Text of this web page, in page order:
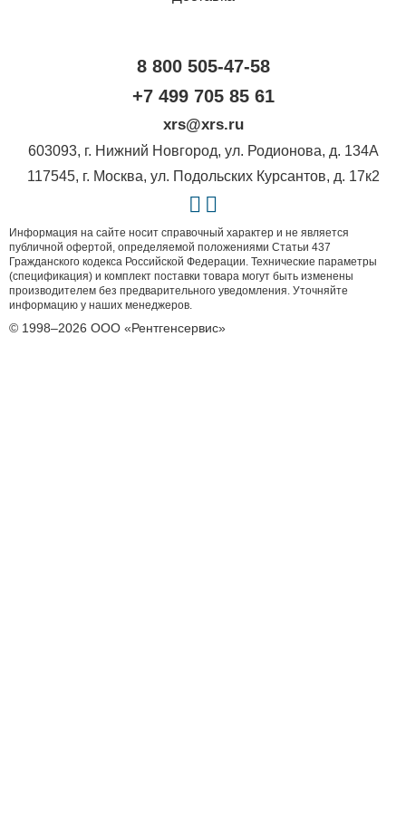
8 800 505-47-58
+7 499 705 85 61
xrs@xrs.ru
603093, г. Нижний Новгород, ул. Родионова, д. 134А
117545, г. Москва, ул. Подольских Курсантов, д. 17к2
Информация на сайте носит справочный характер и не является
публичной офертой, определяемой положениями Статьи 437
Гражданского кодекса Российской Федерации. Технические параметры
(спецификация) и комплект поставки товара могут быть изменены
производителем без предварительного уведомления. Уточняйте
информацию у наших менеджеров.
© 1998–2026 ООО «Рентгенсервис»